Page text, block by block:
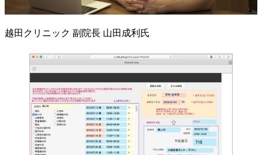
越田クリニック 副院長 山田成利氏